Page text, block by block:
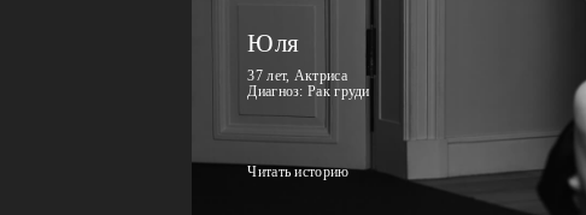
Юля
37 лет, Актриса
Диагноз: Рак груди
Читать историю